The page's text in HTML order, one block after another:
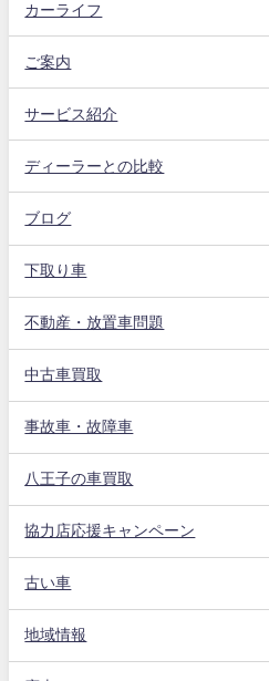
カーライフ
ご案内
サービス紹介
ディーラーとの比較
ブログ
下取り車
不動産・放置車問題
中古車買取
事故車・故障車
八王子の車買取
協力店応援キャンペーン
古い車
地域情報